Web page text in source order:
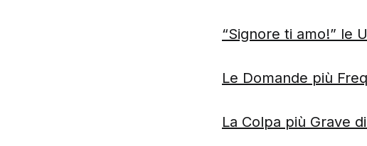
“Signore ti amo!” le
Le Domande più
La Colpa più Grave